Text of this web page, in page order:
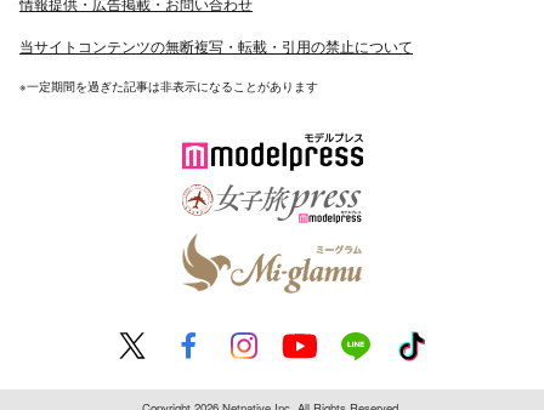
当サイトコンテンツの無断複写・転載・引用の禁止について
※一定期間を過ぎた記事は非表示になることがあります